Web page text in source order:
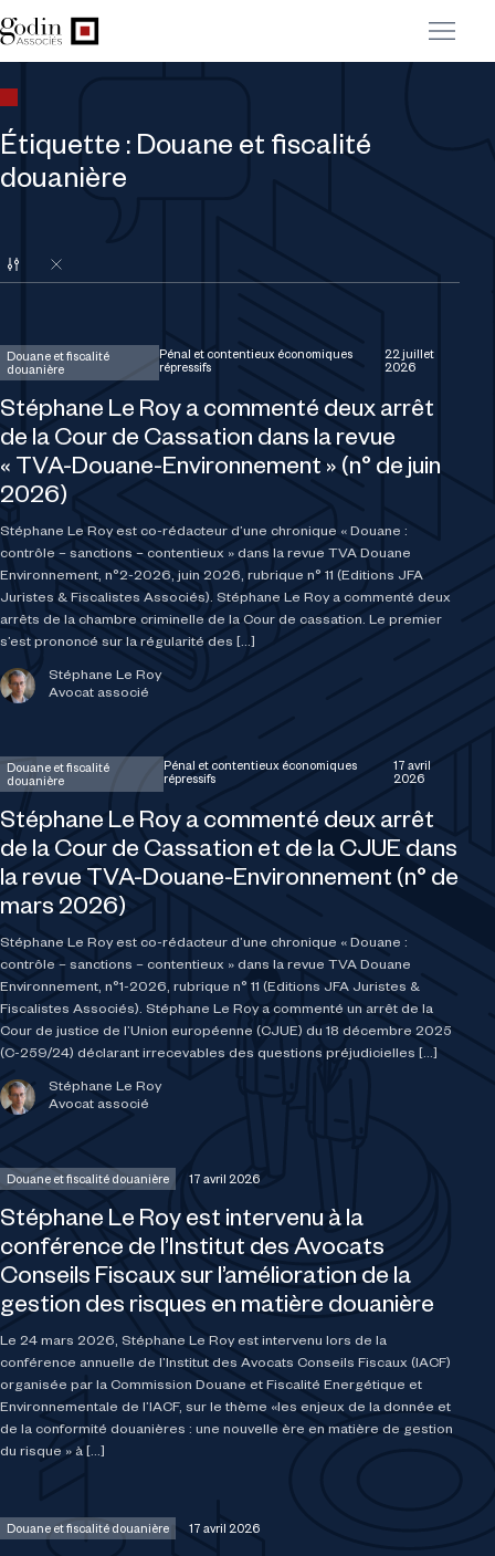
Étiquette : Douane et fiscalité
douanière
Choisir une expertise
Supprimer le filtre
Stéphane Le Roy a commenté deux arrêt
de la Cour de Cassation dans la revue
« TVA-Douane-Environnement » (n° de juin
2026)
Stéphane Le Roy est co-rédacteur d’une chronique « Douane :
contrôle – sanctions – contentieux » dans la revue TVA Douane
Environnement, n°2-2026, juin 2026, rubrique n° 11 (Editions JFA
Juristes & Fiscalistes Associés). Stéphane Le Roy a commenté deux
arrêts de la chambre criminelle de la Cour de cassation. Le premier
s’est prononcé sur la régularité des […]
Stéphane Le Roy
Avocat associé
Douane et fiscalité
douanière
Pénal et contentieux économiques
répressifs
22 juillet
2026
Stéphane Le Roy a commenté deux arrêt
de la Cour de Cassation et de la CJUE dans
la revue TVA-Douane-Environnement (n° de
mars 2026)
Stéphane Le Roy est co-rédacteur d’une chronique « Douane :
contrôle – sanctions – contentieux » dans la revue TVA Douane
Environnement, n°1-2026, rubrique n° 11 (Editions JFA Juristes &
Fiscalistes Associés). Stéphane Le Roy a commenté un arrêt de la
Cour de justice de l’Union européenne (CJUE) du 18 décembre 2025
(C-259/24) déclarant irrecevables des questions préjudicielles […]
Stéphane Le Roy
Avocat associé
Douane et fiscalité
douanière
Pénal et contentieux économiques
répressifs
17 avril
2026
Stéphane Le Roy est intervenu à la
conférence de l’Institut des Avocats
Conseils Fiscaux sur l’amélioration de la
gestion des risques en matière douanière
Le 24 mars 2026, Stéphane Le Roy est intervenu lors de la
conférence annuelle de l’Institut des Avocats Conseils Fiscaux (IACF)
organisée par la Commission Douane et Fiscalité Energétique et
Environnementale de l’IACF, sur le thème «les enjeux de la donnée et
de la conformité douanières : une nouvelle ère en matière de gestion
du risque » à […]
Douane et fiscalité douanière 17 avril 2026
Douane et fiscalité douanière 17 avril 2026